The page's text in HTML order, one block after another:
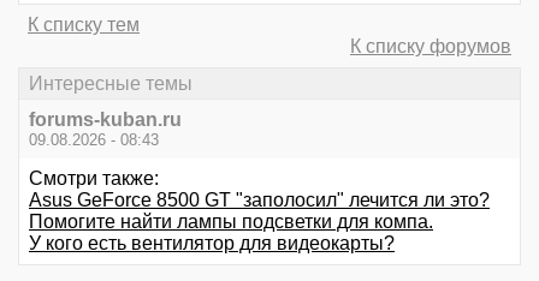
К списку тем
К списку форумов
Интересные темы
forums-kuban.ru
09.08.2026 - 08:43
Смотри также:
Asus GeForce 8500 GT "заполосил" лечится ли это?
Помогите найти лампы подсветки для компа.
У кого есть вентилятор для видеокарты?